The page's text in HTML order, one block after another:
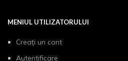
MENIUL UTILIZATORULUI
Creați un cont
Autentificare